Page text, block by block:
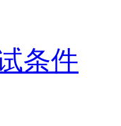
条件